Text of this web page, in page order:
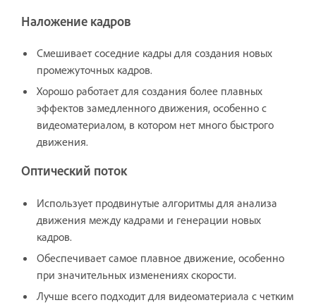
Наложение кадров
Смешивает соседние кадры для создания новых
промежуточных кадров.
Хорошо работает для создания более плавных
эффектов замедленного движения, особенно с
видеоматериалом, в котором нет много быстрого
движения.
Оптический поток
Использует продвинутые алгоритмы для анализа
движения между кадрами и генерации новых
кадров.
Обеспечивает самое плавное движение, особенно
при значительных изменениях скорости.
Лучше всего подходит для видеоматериала с четким